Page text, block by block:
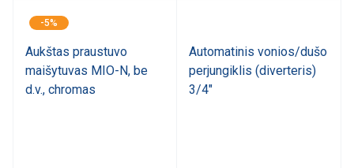
-5%
Aukštas praustuvo
maišytuvas MIO-N, be
d.v., chromas
Automatinis vonios/dušo
perjungiklis (diverteris)
3/4"